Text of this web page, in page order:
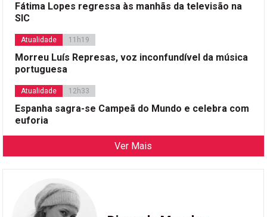
Fátima Lopes regressa às manhãs da televisão na
SIC
Atualidade 11h19
Morreu Luís Represas, voz inconfundível da música
portuguesa
Atualidade 12h33
Espanha sagra-se Campeã do Mundo e celebra com
euforia
Ver Mais